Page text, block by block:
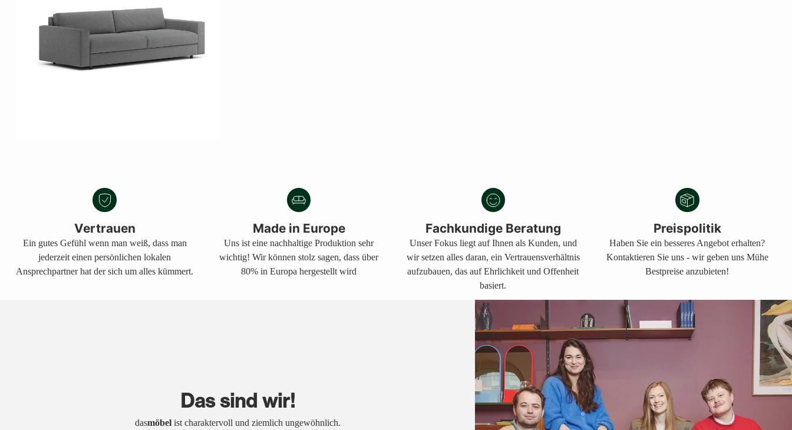
Vertrauen
Ein gutes Gefühl wenn man weiß, dass man
jederzeit einen persönlichen lokalen
Ansprechpartner hat der sich um alles kümmert.
Made in Europe
Uns ist eine nachhaltige Produktion sehr
wichtig! Wir können stolz sagen, dass über
80% in Europa hergestellt wird
Fachkundige Beratung
Unser Fokus liegt auf Ihnen als Kunden, und
wir setzen alles daran, ein Vertrauensverhältnis
aufzubauen, das auf Ehrlichkeit und Offenheit
basiert.
Preispolitik
Haben Sie ein besseres Angebot erhalten?
Kontaktieren Sie uns - wir geben uns Mühe
Bestpreise anzubieten!
Das sind wir!
dasmöbelist charaktervoll und ziemlich ungewöhnlich.